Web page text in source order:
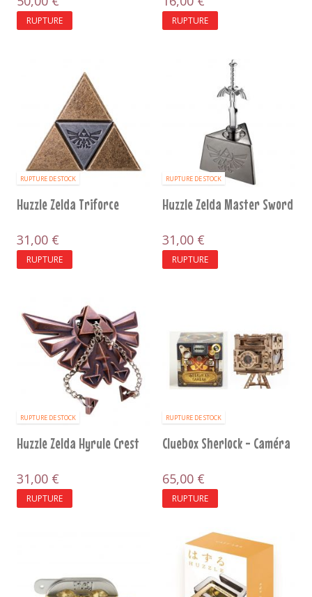
RUPTURE RUPTURE
RUPTURE DE STOCK
Huzzle Zelda Triforce
31,00 €
RUPTURE
RUPTURE DE STOCK
Huzzle Zelda Master Sword
31,00 €
RUPTURE
RUPTURE DE STOCK
Huzzle Zelda Hyrule Crest
31,00 €
RUPTURE
RUPTURE DE STOCK
Cluebox Sherlock - Caméra
65,00 €
RUPTURE